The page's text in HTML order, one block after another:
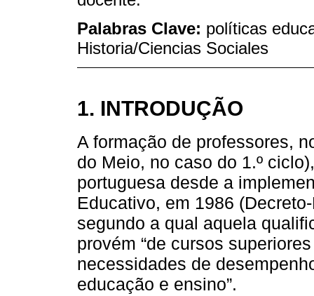
Palabras Clave: políticas
Historia/Ciencias Sociales
1. INTRODUÇÃO
A formação de professores,
do Meio, no caso do 1.º
portuguesa desde a
Educativo, em 1986
segundo a qual aquela
provém “de cursos
necessidades de
educação e ensino”.